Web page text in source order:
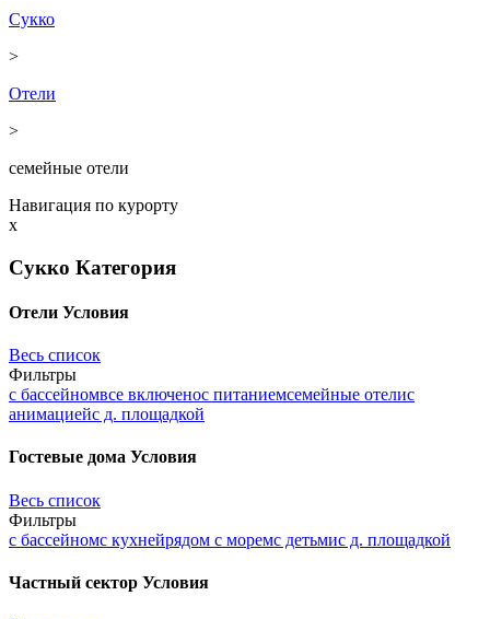
Сукко
>
Отели
>
семейные отели
Навигация по курорту
x
Сукко Категория
Отели Условия
Весь список
Фильтры
с бассейномвсе включенос питаниемсемейные отелис
анимациейс д. площадкой
Гостевые дома Условия
Весь список
Фильтры
с бассейномс кухнейрядом с моремс детьмис д. площадкой
Частный сектор Условия